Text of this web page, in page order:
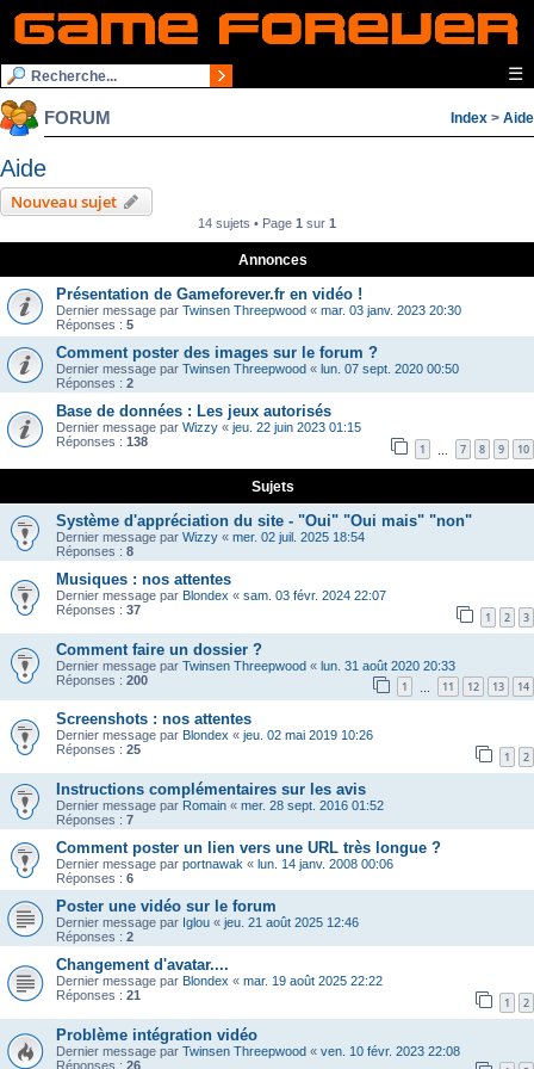
☰
FORUM Index > Aide
Aide
Nouveau sujet
14 sujets • Page 1 sur 1
Annonces
Présentation de Gameforever.fr en vidéo !
Dernier message par Twinsen Threepwood « mar. 03 janv. 2023 20:30
Réponses : 5
Comment poster des images sur le forum ?
Dernier message par Twinsen Threepwood « lun. 07 sept. 2020 00:50
Réponses : 2
Base de données : Les jeux autorisés
Dernier message par Wizzy « jeu. 22 juin 2023 01:15
Réponses : 138 1 7 8 9 10
Sujets
Système d'appréciation du site - "Oui" "Oui mais" "non"
Dernier message par Wizzy « mer. 02 juil. 2025 18:54
Réponses : 8
Musiques : nos attentes
Dernier message par Blondex « sam. 03 févr. 2024 22:07
Réponses : 37 1 2 3
Comment faire un dossier ?
Dernier message par Twinsen Threepwood « lun. 31 août 2020 20:33
Réponses : 200 1 11 12 13 14
Screenshots : nos attentes
Dernier message par Blondex « jeu. 02 mai 2019 10:26
Réponses : 25 1 2
Instructions complémentaires sur les avis
Dernier message par Romain « mer. 28 sept. 2016 01:52
Réponses : 7
Comment poster un lien vers une URL très longue ?
Dernier message par portnawak « lun. 14 janv. 2008 00:06
Réponses : 6
Poster une vidéo sur le forum
Dernier message par Iglou « jeu. 21 août 2025 12:46
Réponses : 2
Changement d'avatar....
Dernier message par Blondex « mar. 19 août 2025 22:22
Réponses : 21 1 2
Problème intégration vidéo
Dernier message par Twinsen Threepwood « ven. 10 févr. 2023 22:08
Réponses : 26